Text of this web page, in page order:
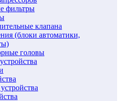
фильтры
клапана
(блоки автоматики,
головы